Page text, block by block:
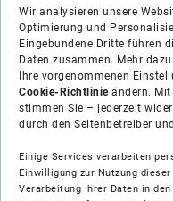
Wir analysieren unsere
Optimierung und
Eingebundene Dritte führen
Daten zusammen. Mehr
Ihre vorgenommenen
Cookie-Richtlinieändern. Mit
stimmen Sie – jederzeit
durch den Seitenbetreiber
Einige Services verarbeiten
Einwilligung zur Nutzung
Verarbeitung Ihrer Daten in